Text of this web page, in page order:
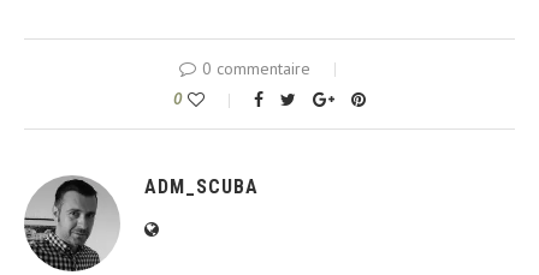
0 commentaire
0
ADM_SCUBA